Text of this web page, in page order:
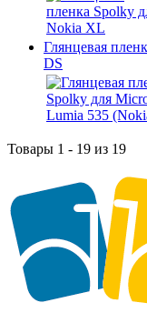
Глянцевая
DS
Товары 1 - 19 из 19